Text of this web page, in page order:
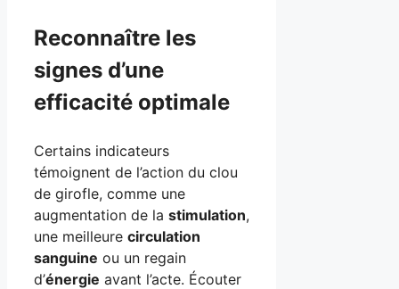
Reconnaître les
signes d’une
efficacité optimale
Certains indicateurs
témoignent de l’action du clou
de girofle, comme une
augmentation de la stimulation,
une meilleure circulation
sanguine ou un regain
d’énergie avant l’acte. Écouter